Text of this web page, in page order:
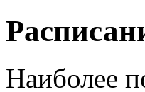
Наиболее